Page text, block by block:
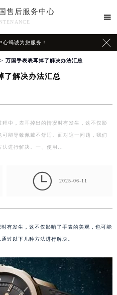
售后服务中心

心竭诚为您服务！ 
> 万国手表表耳掉了解决办法汇总
了解决办法汇总
程中，表耳掉出的情况时有发生，这不仅影
可能导致佩戴不舒适。面对这一问题，我们
法进行解决。一、使用…
 2025-06-11
有发生，这不仅影响了手表的美观，也可能
过以下几种方法进行解决。